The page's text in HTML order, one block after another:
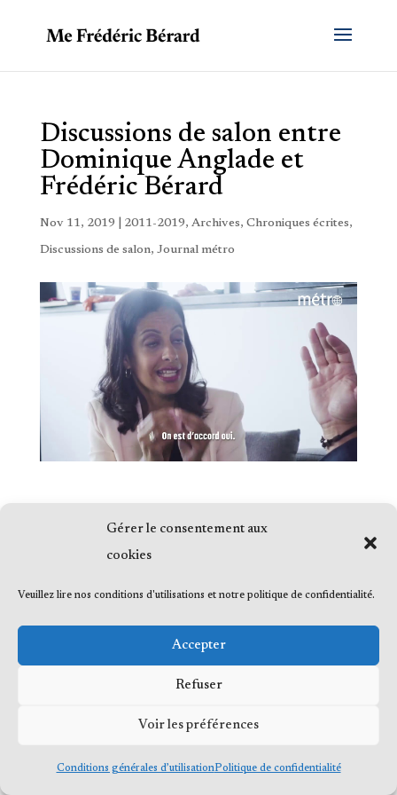
Gérer le consentement aux
cookies
Veuillez lire nos conditions d'utilisations et notre politique de confidentialité.
Accepter
Refuser
Voir les préférences
Conditions générales d’utilisationPolitique de confidentialité
Discussions de salon entre
Dominique Anglade et
Frédéric Bérard
Nov 11, 2019 2011-2019, Archives, Chroniques écrites,
Discussions de salon, Journal métro
© 2023 Me Frédéric Bérard, tous droits
réservés